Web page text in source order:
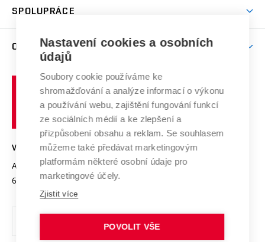
Celoživotní vzdělávání
E-přihláška
Harmonogram akademického roku
Závěrečné práce
Doktorské studium
Zpracování osobních údajů studentů
Sociální bezpečí
Studium bez bariér
Podpora podnikání
Mezinárodní vědecká rada
Systém zajišťování kvality výzkumu
Výzkumné infrastruktury
Transfer znalostí
Open Science
Projekty
Projekty ze strukturálních fondů
Specifický výzkum
SPOLUPRÁCE
Firemní spolupráce
Zahraniční spolupráce
Spolupráce se školami
Mezinárodní dohody
Univerzitní sítě
O UNIVERZITĚ
Profil univerzity
Udržitelná univerzita
Podnikavá univerzita / ContriBUTe
Bezpečná univerzita
Vyznamenání
Organizační struktura
Ochrana osobních údajů
učení
technické
Brně
VYSOKÉ UČENÍ TECHNICKÉ V BRNĚ
Antonínská 548/1
602 00 Brno
www.vut.cz
vut@vutbr.cz
Nastavení cookies a osobních
údajů
Soubory cookie používáme ke
shromažďování a analýze informací o výkonu
a používání webu, zajištění fungování funkcí
ze sociálních médií a ke zlepšení a
přizpůsobení obsahu a reklam. Se souhlasem
můžeme také předávat marketingovým
platformám některé osobní údaje pro
marketingové účely.
Zjistit více
POVOLIT VŠE